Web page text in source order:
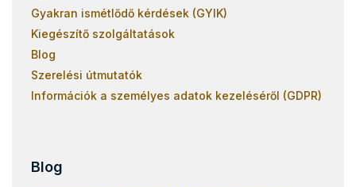
Gyakran ismétlődő kérdések (GYIK)
Kiegészítő szolgáltatások
Blog
Szerelési útmutatók
Információk a személyes adatok kezeléséről (GDPR)
Blog